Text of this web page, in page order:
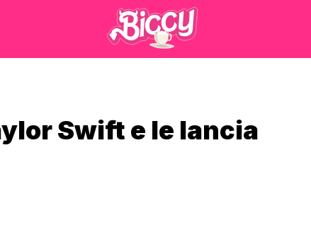
Swift e le lancia